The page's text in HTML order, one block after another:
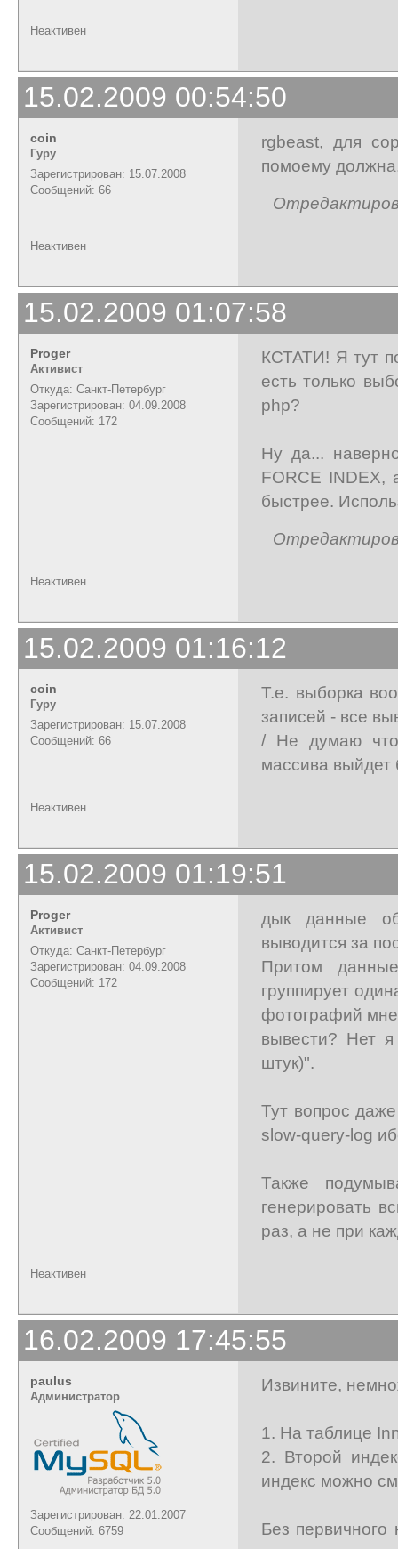
Неактивен
15.02.2009 00:54:50
coin
Гуру
Зарегистрирован: 15.07.2008
Сообщений: 66
rgbeast, для
помоему
Неактивен
15.02.2009 01:07:58
Proger
Активист
Откуда: Санкт-Петербург
Зарегистрирован: 04.09.2008
Сообщений: 172
КСТАТИ! Я тут
есть только
php?
Ну да...
FORCE INDEX,
быстрее.
Неактивен
15.02.2009 01:16:12
coin
Гуру
Зарегистрирован: 15.07.2008
Сообщений: 66
Т.е. выборка
записей - все
/ Не думаю что
массива выйдет
Неактивен
15.02.2009 01:19:51
Proger
Активист
Откуда: Санкт-Петербург
Зарегистрирован: 04.09.2008
Сообщений: 172
дык данные
выводится за
Притом
группирует
фотографий
вывести? Нет
штук)".
Тут вопрос
slow-query-log
Также
генерировать
раз, а не при
Неактивен
16.02.2009 17:45:55
paulus
Администратор
Зарегистрирован: 22.01.2007
Сообщений: 6759
Извините,
1. На таблице
2. Второй
индекс можно
Без